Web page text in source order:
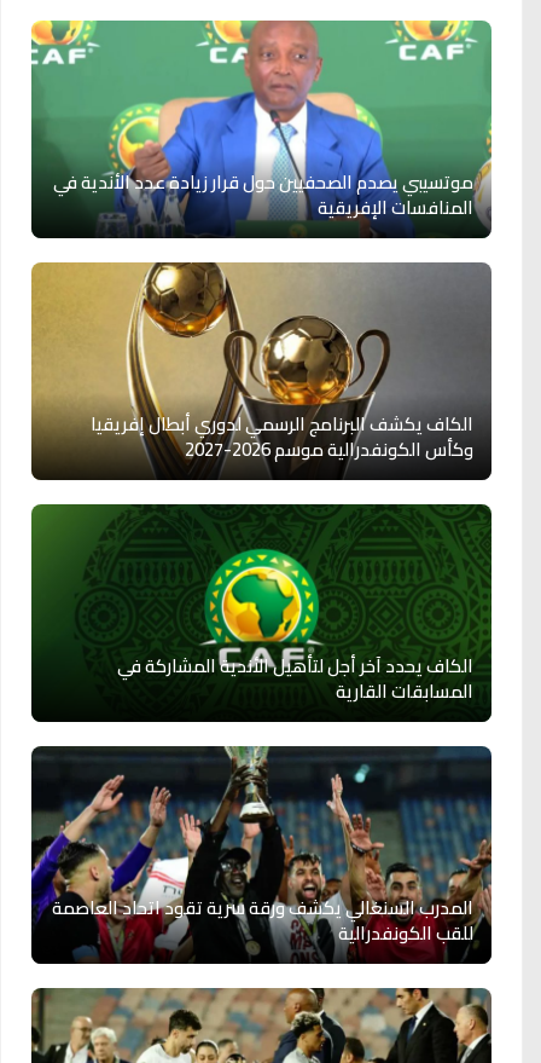
موتسيبي يصدم الصحفيين حول قرار زيادة عدد الأندية في
المنافسات الإفريقية
الكاف يكشف البرنامج الرسمي لدوري أبطال إفريقيا
وكأس الكونفدرالية موسم 2026-2027
الكاف يحدد آخر أجل لتأهيل الأندية المشاركة في
المسابقات القارية
المدرب السنغالي يكشف ورقة سرية تقود اتحاد العاصمة
للقب الكونفدرالية